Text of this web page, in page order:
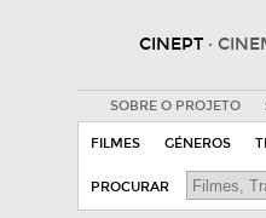
CINEPT ·
SOBRE O PROJETO
FILMES GÉNEROS
PROCURAR